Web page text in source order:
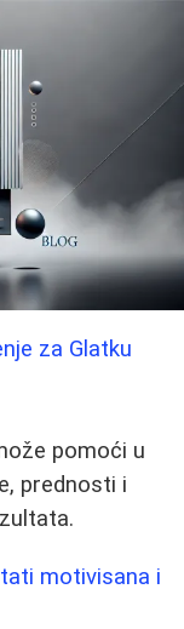
za Glatku
pomoći u
prednosti i
motivisana i